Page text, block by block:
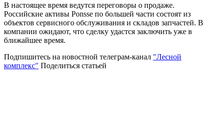
В настоящее время ведутся переговоры о продаже.
Российские активы Ponsse по большей части состоят из
объектов сервисного обслуживания и складов запчастей. В
компании ожидают, что сделку удастся заключить уже в
ближайшее время.
Подпишитесь на новостной телеграм-канал "Лесной
комплекс" Поделиться статьей